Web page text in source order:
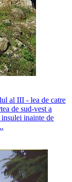
al III - lea de catre
de sud-vest a
inainte de